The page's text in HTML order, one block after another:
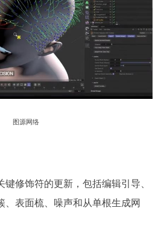
图源网络
修饰符的更新，包括编辑引导、
、表面梳、噪声和从单根生成网